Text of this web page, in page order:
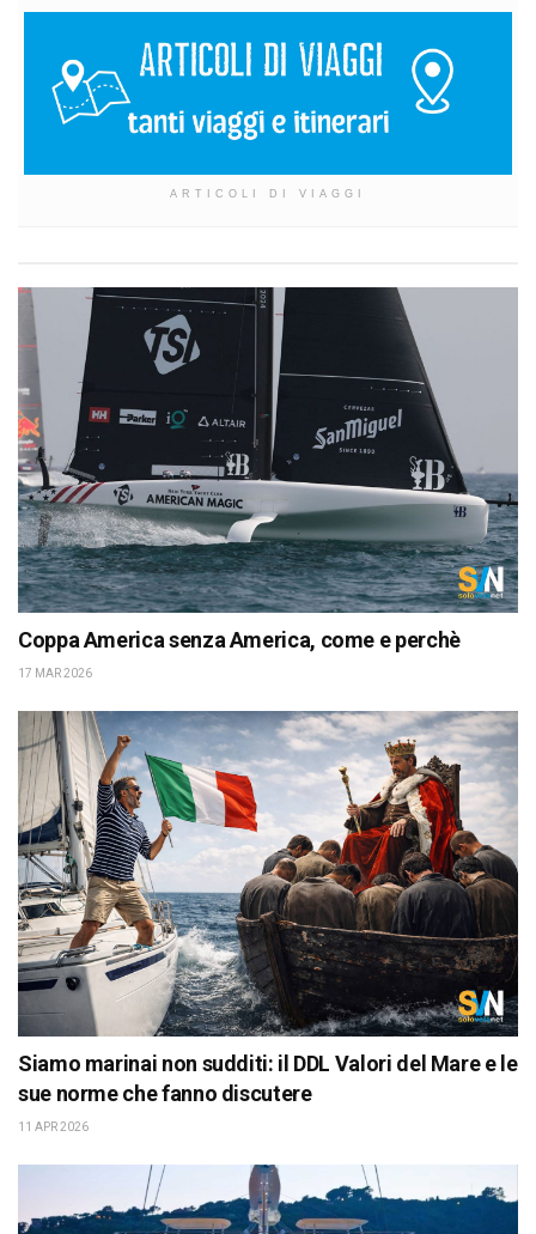
ARTICOLI DI VIAGGI
Coppa America senza America, come e perchè
17 MAR 2026
Siamo marinai non sudditi: il DDL Valori del Mare e le
sue norme che fanno discutere
11 APR 2026